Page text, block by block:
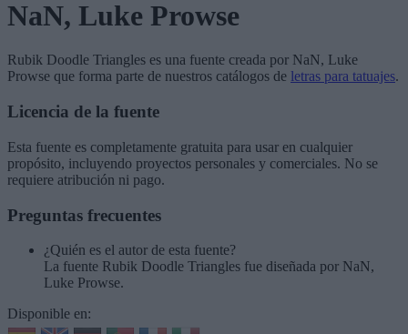
NaN, Luke Prowse
Rubik Doodle Triangles es una fuente creada por NaN, Luke
Prowse que forma parte de nuestros catálogos de letras para tatuajes.
Licencia de la fuente
Esta fuente es completamente gratuita para usar en cualquier
propósito, incluyendo proyectos personales y comerciales. No se
requiere atribución ni pago.
Preguntas frecuentes
¿Quién es el autor de esta fuente?
La fuente Rubik Doodle Triangles fue diseñada por NaN,
Luke Prowse.
Disponible en: